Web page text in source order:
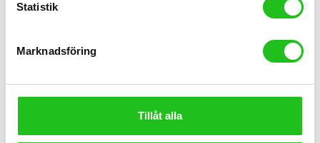
Statistik
Marknadsföring
Tillåt alla